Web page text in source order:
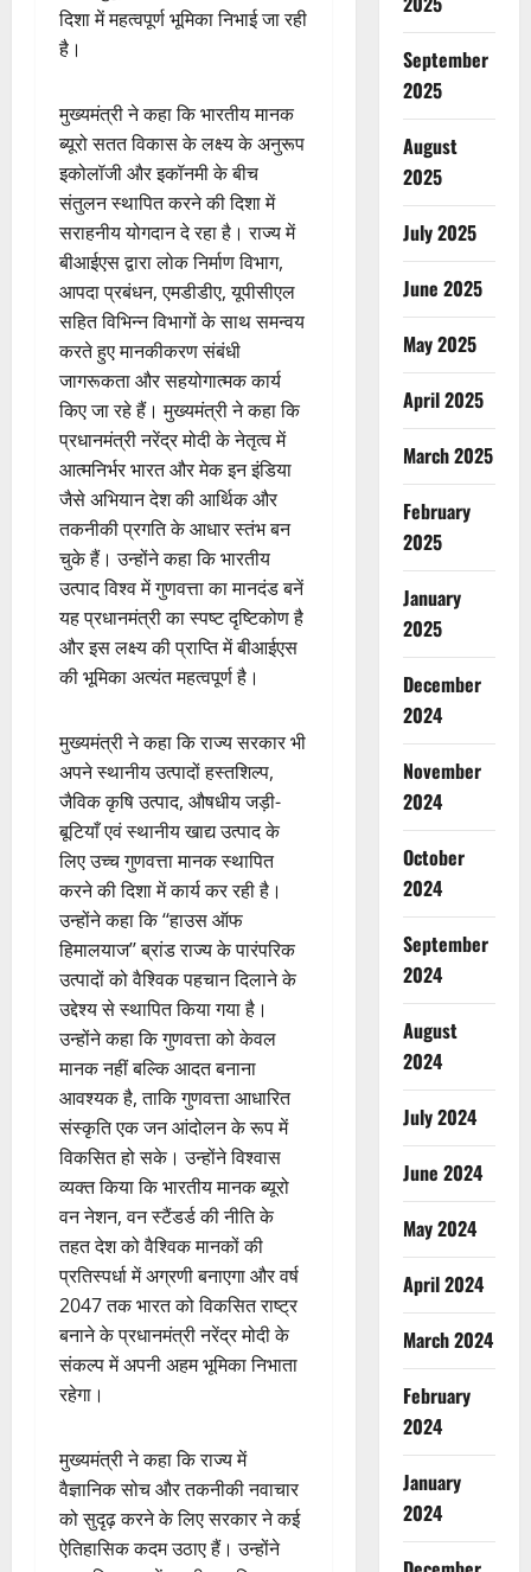
दिशा में महत्वपूर्ण भूमिका निभाई जा रही
है।
मुख्यमंत्री ने कहा कि भारतीय मानक
ब्यूरो सतत विकास के लक्ष्य के अनुरूप
इकोलॉजी और इकॉनमी के बीच
संतुलन स्थापित करने की दिशा में
सराहनीय योगदान दे रहा है। राज्य में
बीआईएस द्वारा लोक निर्माण विभाग,
आपदा प्रबंधन, एमडीडीए, यूपीसीएल
सहित विभिन्न विभागों के साथ समन्वय
करते हुए मानकीकरण संबंधी
जागरूकता और सहयोगात्मक कार्य
किए जा रहे हैं। मुख्यमंत्री ने कहा कि
प्रधानमंत्री नरेंद्र मोदी के नेतृत्व में
आत्मनिर्भर भारत और मेक इन इंडिया
जैसे अभियान देश की आर्थिक और
तकनीकी प्रगति के आधार स्तंभ बन
चुके हैं। उन्होंने कहा कि भारतीय
उत्पाद विश्व में गुणवत्ता का मानदंड बनें
यह प्रधानमंत्री का स्पष्ट दृष्टिकोण है
और इस लक्ष्य की प्राप्ति में बीआईएस
की भूमिका अत्यंत महत्वपूर्ण है।
मुख्यमंत्री ने कहा कि राज्य सरकार भी
अपने स्थानीय उत्पादों हस्तशिल्प,
जैविक कृषि उत्पाद, औषधीय जड़ी-
बूटियाँ एवं स्थानीय खाद्य उत्पाद के
लिए उच्च गुणवत्ता मानक स्थापित
करने की दिशा में कार्य कर रही है।
उन्होंने कहा कि ‘‘हाउस ऑफ
हिमालयाज’’ ब्रांड राज्य के पारंपरिक
उत्पादों को वैश्विक पहचान दिलाने के
उद्देश्य से स्थापित किया गया है।
उन्होंने कहा कि गुणवत्ता को केवल
मानक नहीं बल्कि आदत बनाना
आवश्यक है, ताकि गुणवत्ता आधारित
संस्कृति एक जन आंदोलन के रूप में
विकसित हो सके। उन्होंने विश्वास
व्यक्त किया कि भारतीय मानक ब्यूरो
वन नेशन, वन स्टैंडर्ड की नीति के
तहत देश को वैश्विक मानकों की
प्रतिस्पर्धा में अग्रणी बनाएगा और वर्ष
2047 तक भारत को विकसित राष्ट्र
बनाने के प्रधानमंत्री नरेंद्र मोदी के
संकल्प में अपनी अहम भूमिका निभाता
रहेगा।
मुख्यमंत्री ने कहा कि राज्य में
वैज्ञानिक सोच और तकनीकी नवाचार
को सुदृढ़ करने के लिए सरकार ने कई
ऐतिहासिक कदम उठाए हैं। उन्होंने
September
2025
August
2025
July 2025
June 2025
May 2025
April 2025
March 2025
February
2025
January
2025
December
2024
November
2024
October
2024
September
2024
August
2024
July 2024
June 2024
May 2024
April 2024
March 2024
February
2024
January
2024